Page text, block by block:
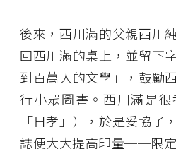
後來，西川滿的父親西川
回西川滿的桌上，並留下
到百萬人的文學」，鼓勵
行小眾圖書。西川滿是
「日孝」），於是妥協了
誌便大大提高印量──限